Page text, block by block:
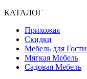
КАТАЛОГ
Прихожая
Скидки
Мебель для
Мягкая Мебель
Садовая Мебель